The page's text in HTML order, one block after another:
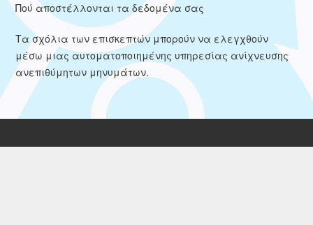
Πού αποστέλλονται τα δεδομένα σας
Τα σχόλια των επισκεπτών μπορούν να ελεγχθούν
μέσω μιας αυτοματοποιημένης υπηρεσίας ανίχνευσης
ανεπιθύμητων μηνυμάτων.